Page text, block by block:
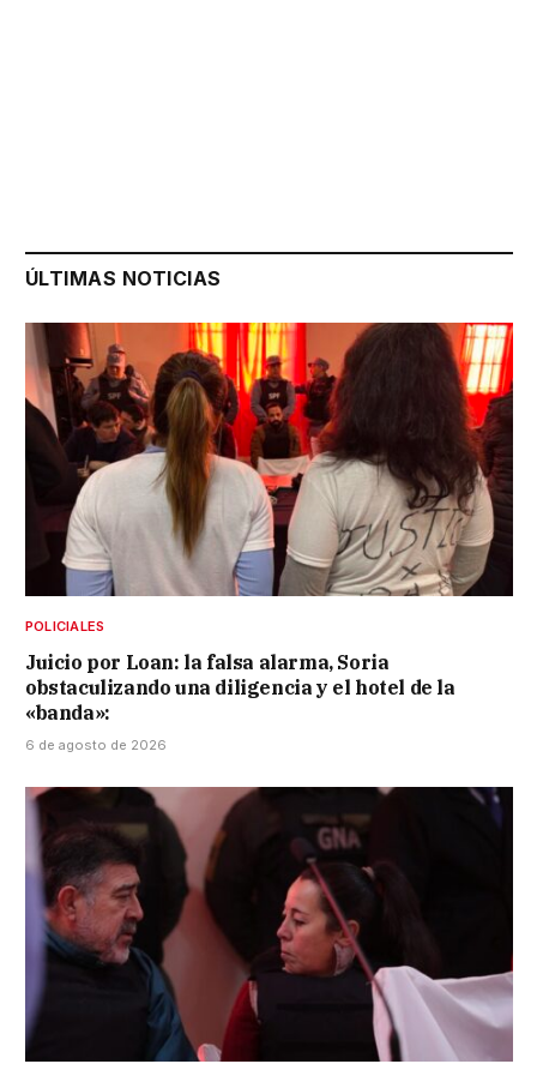
ÚLTIMAS NOTICIAS
POLICIALES
Juicio por Loan: la falsa alarma, Soria
obstaculizando una diligencia y el hotel de la
«banda»:
6 de agosto de 2026